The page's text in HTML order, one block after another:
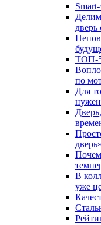
ТОП-5
по
Для
В
уже